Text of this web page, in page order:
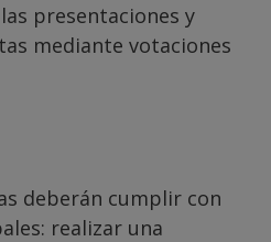
presentaciones y
mediante votaciones
deberán cumplir con
realizar una